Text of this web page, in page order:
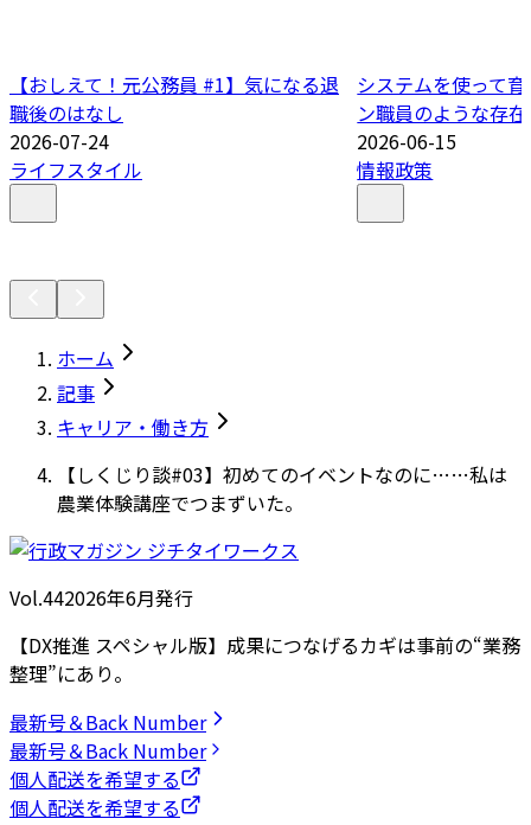
【おしえて！元公務員 #1】気になる退
職後のはなし
2026-07-24
ライフスタイル
システムを使って
ン職員のような存
2026-06-15
情報政策
ホーム
記事
キャリア・働き方
【しくじり談#03】初めてのイベントなのに……私は
農業体験講座でつまずいた。
Vol.442026年6月発行
【DX推進 スペシャル版】成果につなげるカギは事前の“業務
整理”にあり。
最新号＆Back Number
最新号＆Back Number
個人配送を希望する
個人配送を希望する